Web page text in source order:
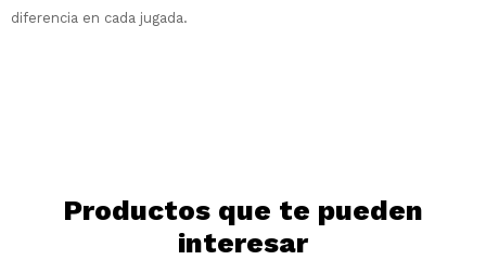
diferencia en cada jugada.
Productos que te pueden
interesar